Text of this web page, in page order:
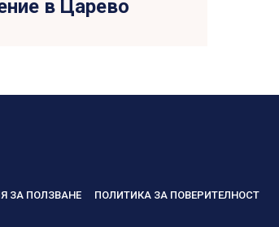
в Царево
ЗА ПОЛЗВАНЕ ПОЛИТИКА ЗА ПОВЕРИТЕЛНОСТ